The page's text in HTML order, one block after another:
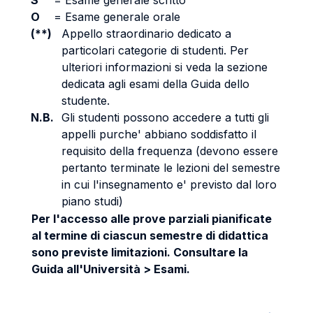
O
= Esame generale orale
(**)
Appello straordinario dedicato a
particolari categorie di studenti. Per
ulteriori informazioni si veda la sezione
dedicata agli esami della Guida dello
studente.
N.B. Gli studenti possono accedere a tutti gli
appelli purche' abbiano soddisfatto il
requisito della frequenza (devono essere
pertanto terminate le lezioni del semestre
in cui l'insegnamento e' previsto dal loro
piano studi)
Per l'accesso alle prove parziali pianificate
al termine di ciascun semestre di didattica
sono previste limitazioni. Consultare la
Guida all'Università > Esami.